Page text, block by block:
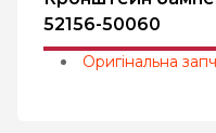
52156-50060
Оригінальна